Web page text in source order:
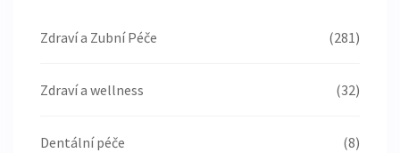
Zdraví a Zubní Péče (281)
Zdraví a wellness (32)
Dentální péče (8)